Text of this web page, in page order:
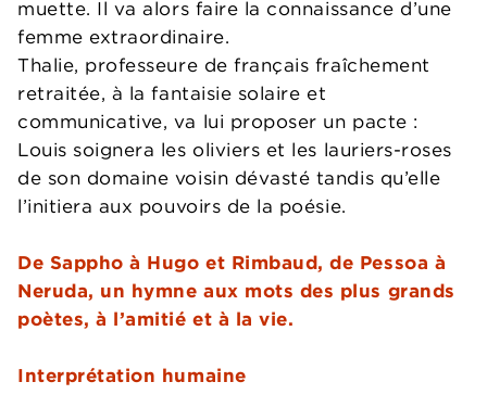
muette. Il va alors faire la connaissance d’une
femme extraordinaire.
Thalie, professeure de français fraîchement
retraitée, à la fantaisie solaire et
communicative, va lui proposer un pacte :
Louis soignera les oliviers et les lauriers-roses
de son domaine voisin dévasté tandis qu’elle
l’initiera aux pouvoirs de la poésie.
De Sappho à Hugo et Rimbaud, de Pessoa à
Neruda, un hymne aux mots des plus grands
poètes, à l’amitié et à la vie.
Interprétation humaine